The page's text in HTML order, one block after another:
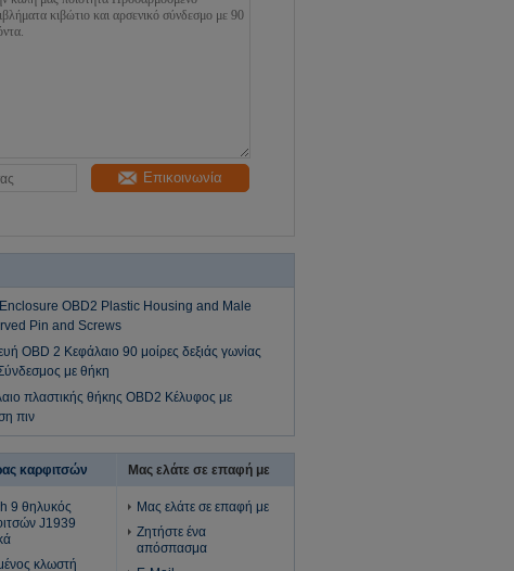
Επικοινωνία
OBD2 Plastic Housing and Male
Pin and Screws
OBD 2 Κεφάλαιο 90 μοίρες δεξιάς γωνίας
με θήκη
πλαστικής θήκης OBD2 Κέλυφος με
πιν
καρφιτσών
9 θηλυκός
J1939
κλωστή
Μας ελάτε σε επαφή με
Μας ελάτε σε επαφή με
Ζητήστε ένα
απόσπασμα